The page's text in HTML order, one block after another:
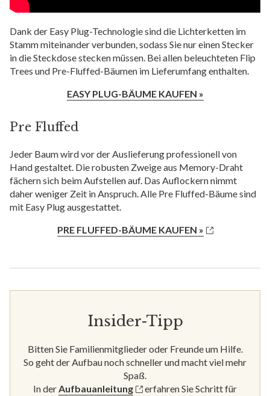
Dank der Easy Plug-Technologie sind die Lichterketten im
Stamm miteinander verbunden, sodass Sie nur einen Stecker
in die Steckdose stecken müssen. Bei allen beleuchteten Flip
Trees und Pre-Fluffed-Bäumen im Lieferumfang enthalten.
EASY PLUG-BÄUME KAUFEN »
Pre Fluffed
Jeder Baum wird vor der Auslieferung professionell von
Hand gestaltet. Die robusten Zweige aus Memory-Draht
fächern sich beim Aufstellen auf. Das Auflockern nimmt
daher weniger Zeit in Anspruch. Alle Pre Fluffed-Bäume sind
mit Easy Plug ausgestattet.
PRE FLUFFED-BÄUME KAUFEN »
Insider-Tipp
Bitten Sie Familienmitglieder oder Freunde um Hilfe.
So geht der Aufbau noch schneller und macht viel mehr
Spaß.
In der Aufbauanleitung
erfahren Sie Schritt für